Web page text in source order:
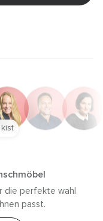
die perfekte wahl
passt.